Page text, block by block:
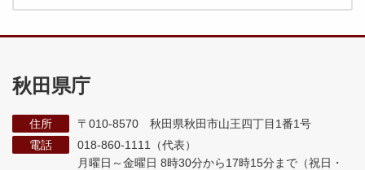
秋田県庁
住所
〒010-8570 秋田県秋田市山王四丁目1番1号
電話
018-860-1111（代表）
月曜日～金曜日 8時30分から17時15分まで （祝日・